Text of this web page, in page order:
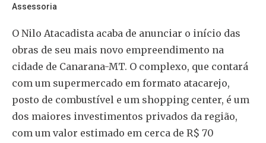
Assessoria
O Nilo Atacadista acaba de anunciar o início das
obras de seu mais novo empreendimento na
cidade de Canarana-MT. O complexo, que contará
com um supermercado em formato atacarejo,
posto de combustível e um shopping center, é um
dos maiores investimentos privados da região,
com um valor estimado em cerca de R$ 70